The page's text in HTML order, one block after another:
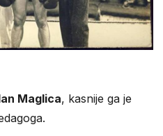
Maglica, kasnije ga je